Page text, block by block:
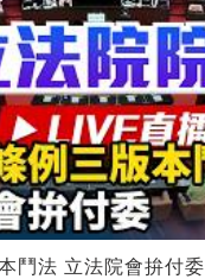
鬥法 立法院會拚付委